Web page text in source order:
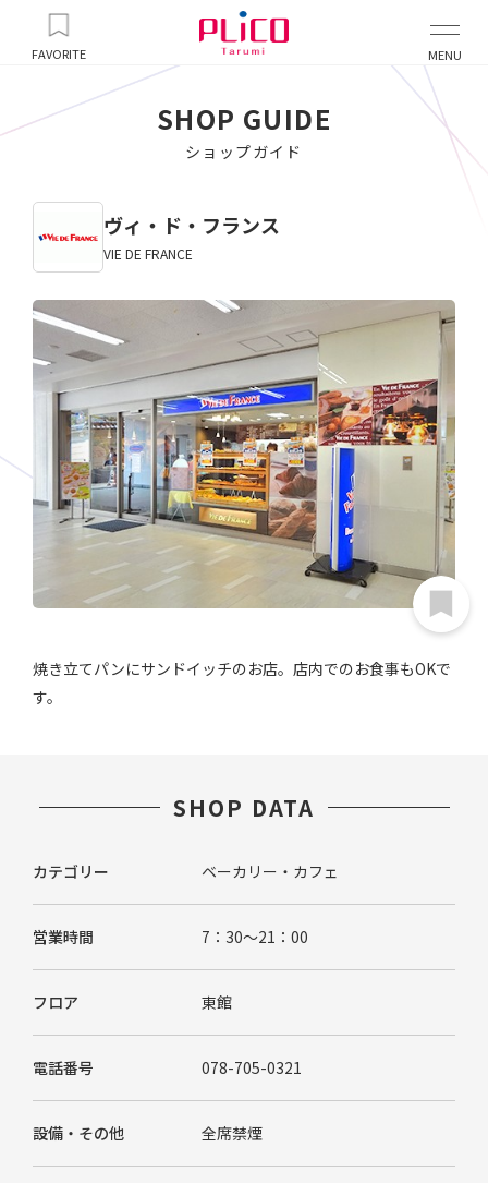
FAVORITE MENU
SHOP GUIDE
ショップガイド
ヴィ・ド・フランス
VIE DE FRANCE
焼き立てパンにサンドイッチのお店。店内でのお食事もOKで
す。
SHOP DATA
カテゴリー ベーカリー・カフェ
営業時間 7：30～21：00
フロア 東館
電話番号 078-705-0321
設備・その他 全席禁煙